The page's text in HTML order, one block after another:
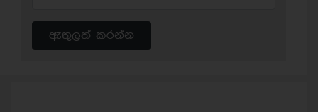
ඇතුලත් කරන්න